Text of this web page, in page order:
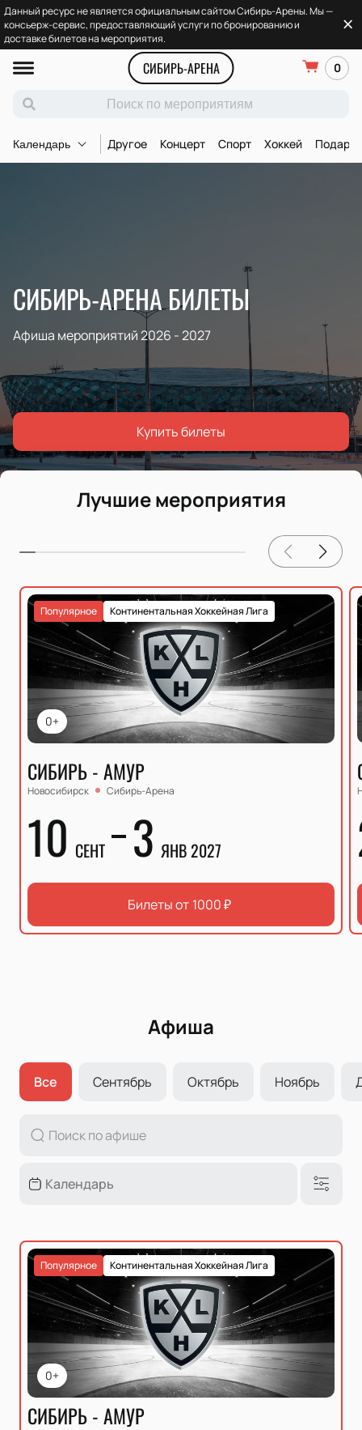
Данный ресурс не является официальным сайтом Сибирь-Арены. Мы —
консьерж-сервис, предоставляющий услуги по бронированию и
доставке билетов на мероприятия.
СИБИРЬ-АРЕНА 0
Календарь Другое Концерт Спорт Хоккей
СИБИРЬ-АРЕНА БИЛЕТЫ
Афиша мероприятий 2026 - 2027
Купить билеты
Лучшие мероприятия
0+
Континентальная Хоккейная Лига
Популярное
СИБИРЬ - АМУР
Новосибирск Сибирь-Арена
10 СЕНТ 3 ЯНВ 2027
Билеты от 1000₽
Афиша
Все Сентябрь Октябрь Ноябрь
0+
Континентальная Хоккейная Лига
Популярное
СИБИРЬ - АМУР